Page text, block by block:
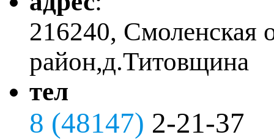
216240, Смоленская
район,д.Титовщина
тел
8 (48147) 2-21-37